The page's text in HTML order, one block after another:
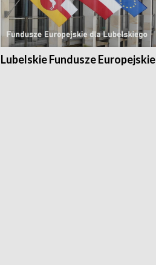
Lubelskie Fundusze Europejskie